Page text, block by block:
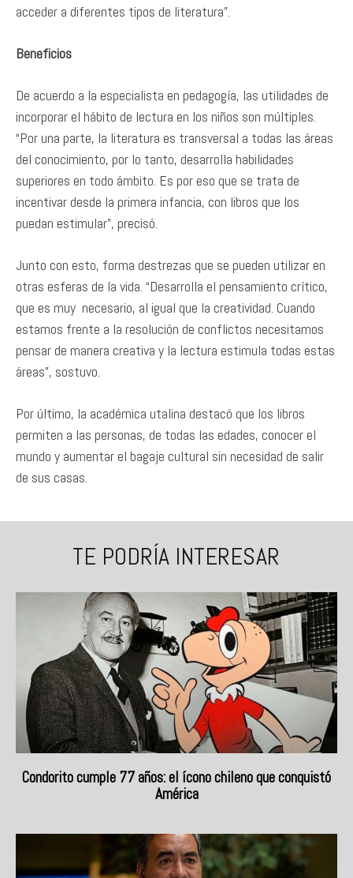
acceder a diferentes tipos de literatura”.
Beneficios
De acuerdo a la especialista en pedagogía, las utilidades de
incorporar el hábito de lectura en los niños son múltiples.
“Por una parte, la literatura es transversal a todas las áreas
del conocimiento, por lo tanto, desarrolla habilidades
superiores en todo ámbito. Es por eso que se trata de
incentivar desde la primera infancia, con libros que los
puedan estimular”, precisó.
Junto con esto, forma destrezas que se pueden utilizar en
otras esferas de la vida. “Desarrolla el pensamiento crítico,
que es muy necesario, al igual que la creatividad. Cuando
estamos frente a la resolución de conflictos necesitamos
pensar de manera creativa y la lectura estimula todas estas
áreas”, sostuvo.
Por último, la académica utalina destacó que los libros
permiten a las personas, de todas las edades, conocer el
mundo y aumentar el bagaje cultural sin necesidad de salir
de sus casas.
TE PODRÍA INTERESAR
Condorito cumple 77 años: el ícono chileno que conquistó
América